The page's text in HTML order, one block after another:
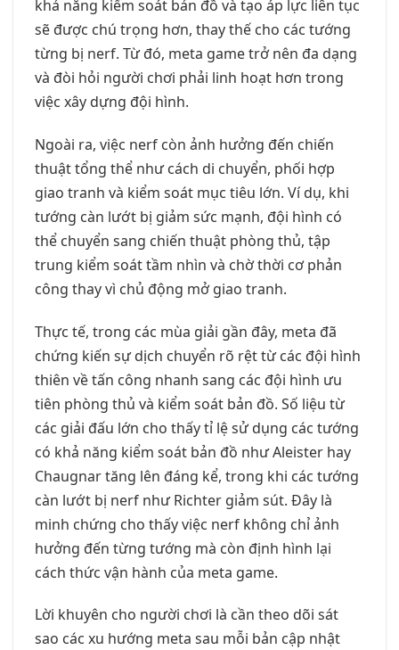
khả năng kiểm soát bản đồ và tạo áp lực liên tục
sẽ được chú trọng hơn, thay thế cho các tướng
từng bị nerf. Từ đó, meta game trở nên đa dạng
và đòi hỏi người chơi phải linh hoạt hơn trong
việc xây dựng đội hình.
Ngoài ra, việc nerf còn ảnh hưởng đến chiến
thuật tổng thể như cách di chuyển, phối hợp
giao tranh và kiểm soát mục tiêu lớn. Ví dụ, khi
tướng càn lướt bị giảm sức mạnh, đội hình có
thể chuyển sang chiến thuật phòng thủ, tập
trung kiểm soát tầm nhìn và chờ thời cơ phản
công thay vì chủ động mở giao tranh.
Thực tế, trong các mùa giải gần đây, meta đã
chứng kiến sự dịch chuyển rõ rệt từ các đội hình
thiên về tấn công nhanh sang các đội hình ưu
tiên phòng thủ và kiểm soát bản đồ. Số liệu từ
các giải đấu lớn cho thấy tỉ lệ sử dụng các tướng
có khả năng kiểm soát bản đồ như Aleister hay
Chaugnar tăng lên đáng kể, trong khi các tướng
càn lướt bị nerf như Richter giảm sút. Đây là
minh chứng cho thấy việc nerf không chỉ ảnh
hưởng đến từng tướng mà còn định hình lại
cách thức vận hành của meta game.
Lời khuyên cho người chơi là cần theo dõi sát
sao các xu hướng meta sau mỗi bản cập nhật